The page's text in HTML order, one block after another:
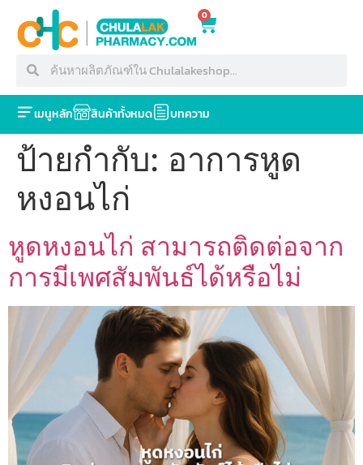
0
เมนูหลัก สินค้าทั้งหมด บทความ
ป้ายกำกับ: อาการหูด
หงอนไก่
หูดหงอนไก่ สามารถติดต่อจาก
การมีเพศสัมพันธ์ได้หรือไม่